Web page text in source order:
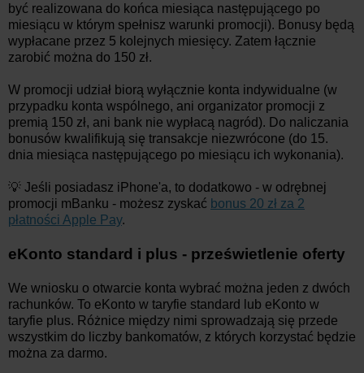
być realizowana do końca miesiąca następującego po
miesiącu w którym spełnisz warunki promocji). Bonusy będą
wypłacane przez 5 kolejnych miesięcy. Zatem łącznie
zarobić można do 150 zł.
W promocji udział biorą wyłącznie konta indywidualne (w
przypadku konta wspólnego, ani organizator promocji z
premią 150 zł, ani bank nie wypłacą nagród). Do naliczania
bonusów kwalifikują się transakcje niezwrócone (do 15.
dnia miesiąca następującego po miesiącu ich wykonania).
💡 Jeśli posiadasz iPhone'a, to dodatkowo - w odrębnej
promocji mBanku - możesz zyskać bonus 20 zł za 2
płatności Apple Pay.
eKonto standard i plus - prześwietlenie oferty
We wniosku o otwarcie konta wybrać można jeden z dwóch
rachunków. To eKonto w taryfie standard lub eKonto w
taryfie plus. Różnice między nimi sprowadzają się przede
wszystkim do liczby bankomatów, z których korzystać będzie
można za darmo.